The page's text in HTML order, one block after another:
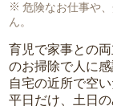
危険なお仕事や
ん。
育児で家事との
のお掃除で人に
自宅の近所で空
平日だけ、土日